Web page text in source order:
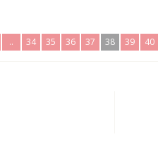
.. 34 35 36 37 38 39 40